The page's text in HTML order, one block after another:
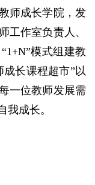
师成长学院，发
工作室负责人、
模式组建教
长课程超市”以
一位教师发展需
我成长。